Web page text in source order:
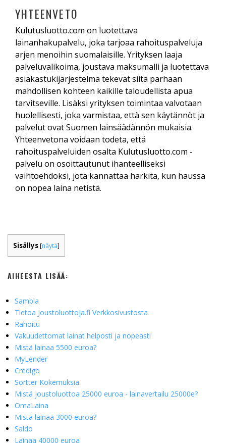
yhteistyökumppanit tarkistavat hakijan
luottotiedot ennen lainatarjouksen antamista ja
lainaa ilman luottotietoja ei voida myöntää.
täysin ilmaista eikä sitova. Voit huoletta täyttää
lainahakemuksen ja tutustua saataviin
lainatarjouksiin ilman kuluja. Vasta valitessasi ja
hyväksyessäsi lainatarjouksen syntyy
lainasopimus, jolloin tulee huomioida lainan
korko- ja muut kulut.
YHTEENVETO
Kulutusluotto.com on luotettava
lainanhakupalvelu, joka tarjoaa rahoituspalveluja
arjen menoihin suomalaisille. Yrityksen laaja
palveluvalikoima, joustava maksumalli ja luotettava
asiakastukijärjestelmä tekevät siitä parhaan
mahdollisen kohteen kaikille taloudellista apua
tarvitseville. Lisäksi yrityksen toimintaa valvotaan
huolellisesti, joka varmistaa, että sen käytännöt ja
palvelut ovat Suomen lainsäädännön mukaisia.
Yhteenvetona voidaan todeta, että
rahoituspalveluiden osalta Kulutusluotto.com -
palvelu on osoittautunut ihanteelliseksi
vaihtoehdoksi, jota kannattaa harkita, kun haussa
on nopea laina netistä.
Sisällys [näytä]
AIHEESTA LISÄÄ:
Sambla
Tietoa Joustoluottoja.fi Verkkosivustosta
Rahoitu
Vakuudettomat lainat helposti ja nopeasti
Mistä lainaa 5500 euroa?
MyLender
Credigo
Sortter Kokemuksia
Mistä joustoluottoa 25000 euroa - lainavertailu 25000e?
OmaLaina
Mistä lainaa 3000 euroa?
Saldo
Lainaa 40000 euroa